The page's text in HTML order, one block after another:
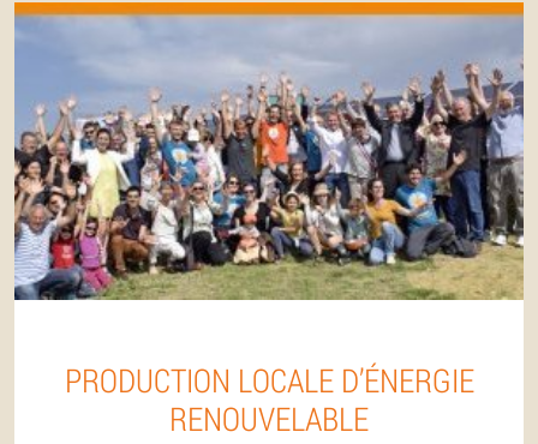
PRODUCTION LOCALE D’ÉNERGIE
RENOUVELABLE